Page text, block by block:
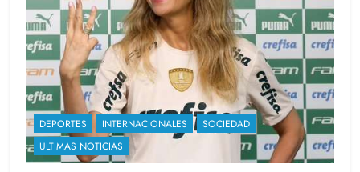
DEPORTES INTERNACIONALES
SOCIEDAD
ULTIMAS NOTICIAS